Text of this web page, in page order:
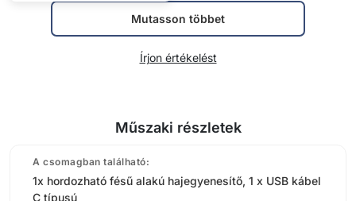
Mutasson többet
Írjon értékelést
Műszaki részletek
A csomagban található:
1x hordozható fésű alakú hajegyenesítő, 1 x USB kábel
C típusú